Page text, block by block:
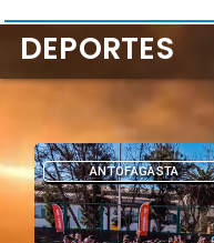
DEPORTES
DEPORTES